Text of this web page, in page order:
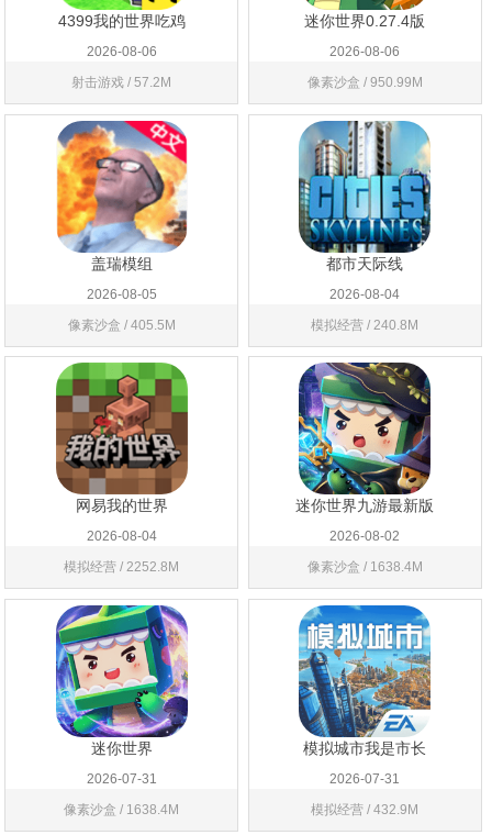
4399我的世界吃鸡
2026-08-06
射击游戏 / 57.2M
迷你世界0.27.4版
2026-08-06
像素沙盒 / 950.99M
盖瑞模组
2026-08-05
像素沙盒 / 405.5M
都市天际线
2026-08-04
模拟经营 / 240.8M
网易我的世界
2026-08-04
模拟经营 / 2252.8M
迷你世界九游最新版
2026-08-02
像素沙盒 / 1638.4M
迷你世界
2026-07-31
像素沙盒 / 1638.4M
模拟城市我是市长
2026-07-31
模拟经营 / 432.9M